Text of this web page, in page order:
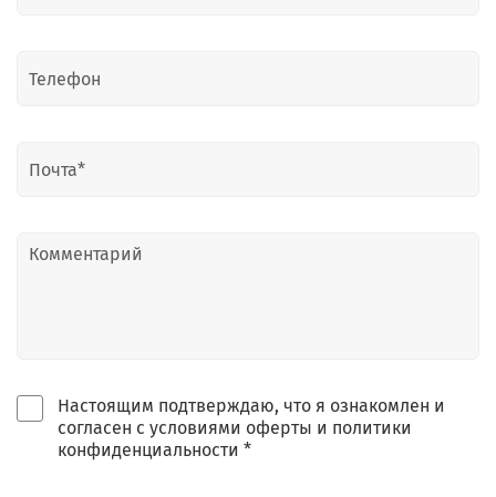
Настоящим подтверждаю, что я ознакомлен и
согласен с условиями оферты и политики
конфиденциальности *